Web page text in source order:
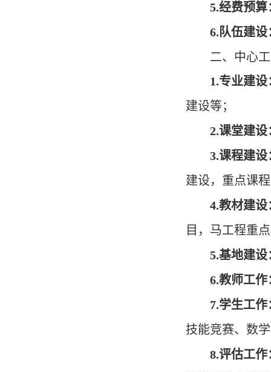
5.经费预算
6. 队伍建设
二、中心
1.专业建设
建设等；
2.课堂建设
3.课程建设
建设， 重点课
4.教材建设
目， 马工程重
5.基地建设
6.教师工作
7.学生工作
技能竞赛、数
8.评估工作